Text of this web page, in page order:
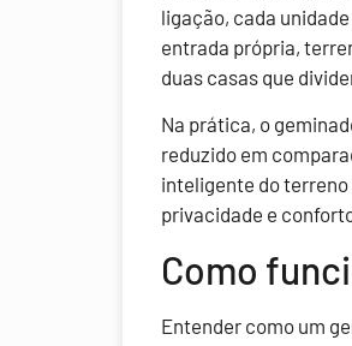
ligação, cada
entrada própria,
duas casas que
Na prática, o
reduzido em
inteligente do
privacidade e
Como
Entender como um